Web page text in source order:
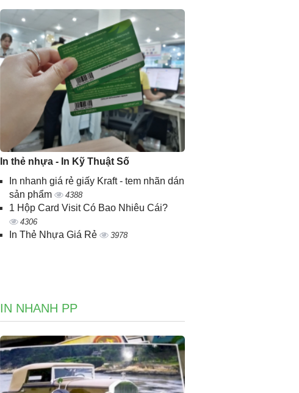
In thẻ nhựa - In Kỹ Thuật Số
In nhanh giá rẻ giấy Kraft - tem nhãn dán
sản phẩm
4388
1 Hộp Card Visit Có Bao Nhiêu Cái?
4306
In Thẻ Nhựa Giá Rẻ 3978
IN NHANH PP